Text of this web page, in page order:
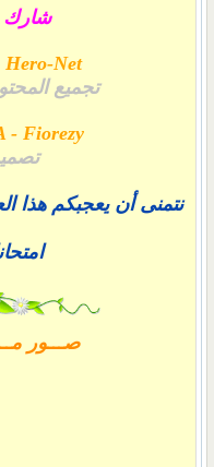
شارك
Net
تجميع
- Fiorezy
نتمنى أن يعجبكم هذا
صـــور